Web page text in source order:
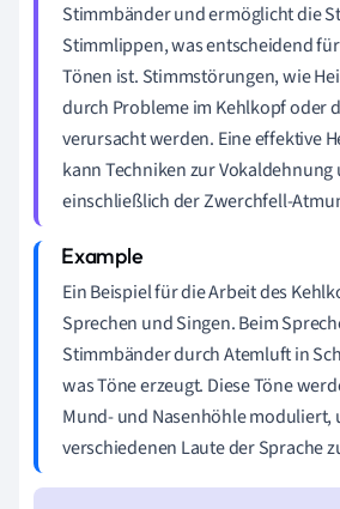
Stimmbänder und ermöglicht die
Stimmlippen, was entscheidend
Tönen ist. Stimmstörungen, wie
durch Probleme im Kehlkopf oder
verursacht werden. Eine effektive
kann Techniken zur
einschließlich der Zwerchfell-
Ein Beispiel für die Arbeit des
Sprechen und Singen. Beim
Stimmbänder durch Atemluft in
was Töne erzeugt. Diese Töne
Mund- und Nasenhöhle moduliert,
verschiedenen Laute der Sprache